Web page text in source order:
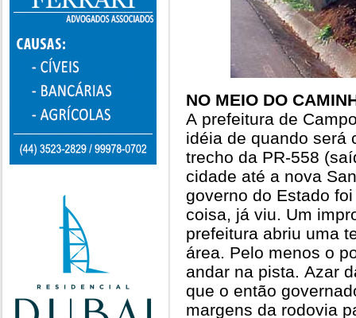
NO MEIO DO
A prefeitura de
idéia de quando será
trecho da PR-558
cidade até a nova
governo do Estado
coisa, já viu. Um
prefeitura abriu uma
área. Pelo menos o
andar na pista. Azar
que o então
margens da rodovia